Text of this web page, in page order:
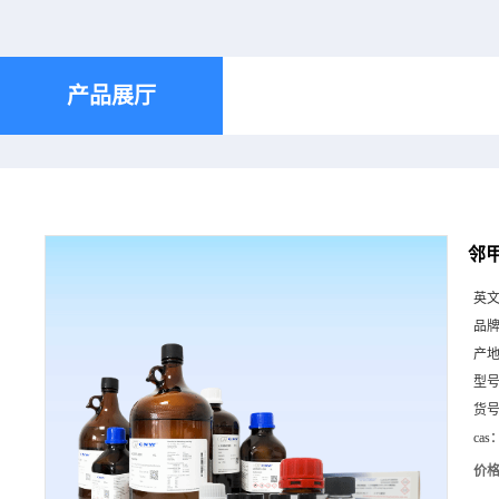
产品展厅
邻
英
品
产
型
货
cas
价